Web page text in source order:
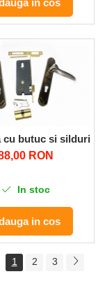
GF-0802 Micul
cu butuc si silduri
RON
In stoc
in cos
1 2 3